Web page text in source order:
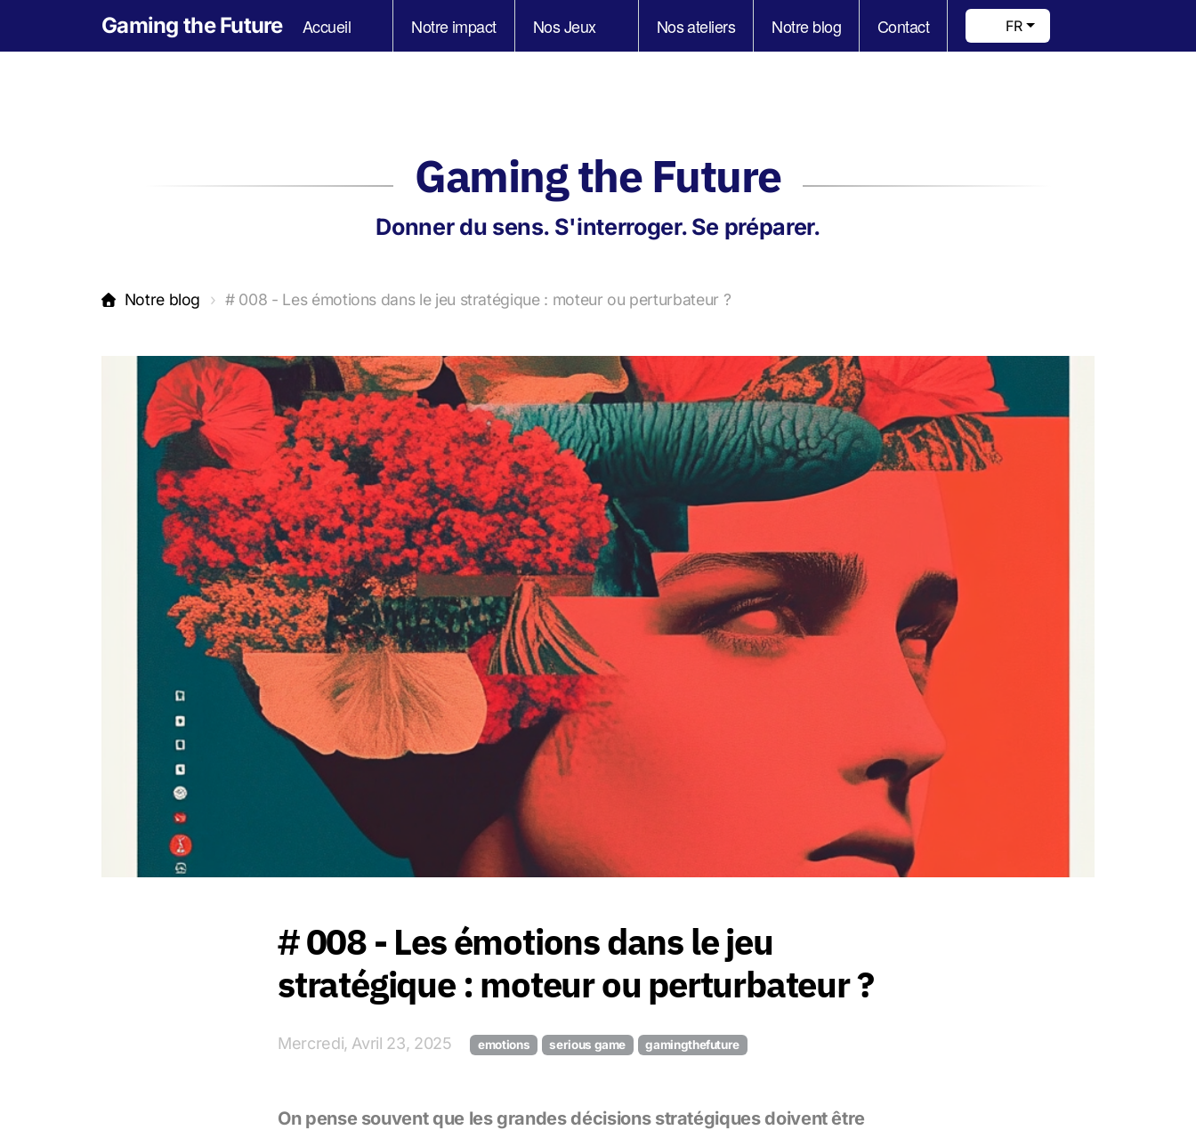
Gaming the Future Accueil Notre impact Nos Jeux Nos ateliers Notre blog Contact FR
Gaming the Future
Donner du sens. S'interroger. Se préparer.
Notre blog # 008 - Les émotions dans le jeu stratégique : moteur ou perturbateur ?
# 008 - Les émotions dans le jeu
stratégique : moteur ou perturbateur ?
Mercredi, Avril 23, 2025 emotions serious game gamingthefuture
On pense souvent que les grandes décisions stratégiques doivent être